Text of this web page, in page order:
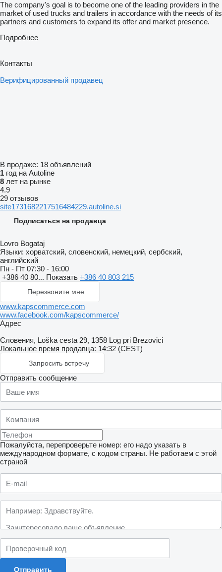
The company's goal is to become one of the leading providers in the
market of used trucks and trailers in accordance with the needs of its
partners and customers to expand its offer and market presence.
Подробнее
Контакты
Верифицированный продавец
В продаже: 18 объявлений
1 год на Autoline
8 лет на рынке
4.9
29 отзывов
site1731682217516484229.autoline.si
Подписаться на продавца
Lovro Bogataj
Языки: хорватский, словенский, немецкий, сербский,
английский
Пн - Пт 07:30 - 16:00
+386 40 80... Показать +386 40 803 215
Перезвоните мне
www.kapscommerce.com
www.facebook.com/kapscommerce/
Адрес
Словения, Loška cesta 29, 1358 Log pri Brezovici
Локальное время продавца: 14:32 (CEST)
Запросить встречу
Отправить сообщение
Пожалуйста, перепроверьте номер: его надо указать в
международном формате, с кодом страны. Не работаем с этой
страной